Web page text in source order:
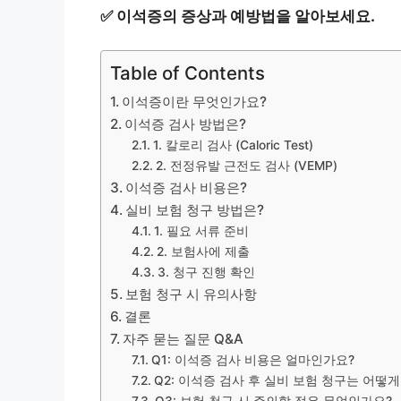
✅ 이석증의 증상과 예방법을 알아보세요.
Table of Contents
이석증이란 무엇인가요?
이석증 검사 방법은?
1. 칼로리 검사 (Caloric Test)
2. 전정유발 근전도 검사 (VEMP)
이석증 검사 비용은?
실비 보험 청구 방법은?
1. 필요 서류 준비
2. 보험사에 제출
3. 청구 진행 확인
보험 청구 시 유의사항
결론
자주 묻는 질문 Q&A
Q1: 이석증 검사 비용은 얼마인가요?
Q2: 이석증 검사 후 실비 보험 청구는 어떻